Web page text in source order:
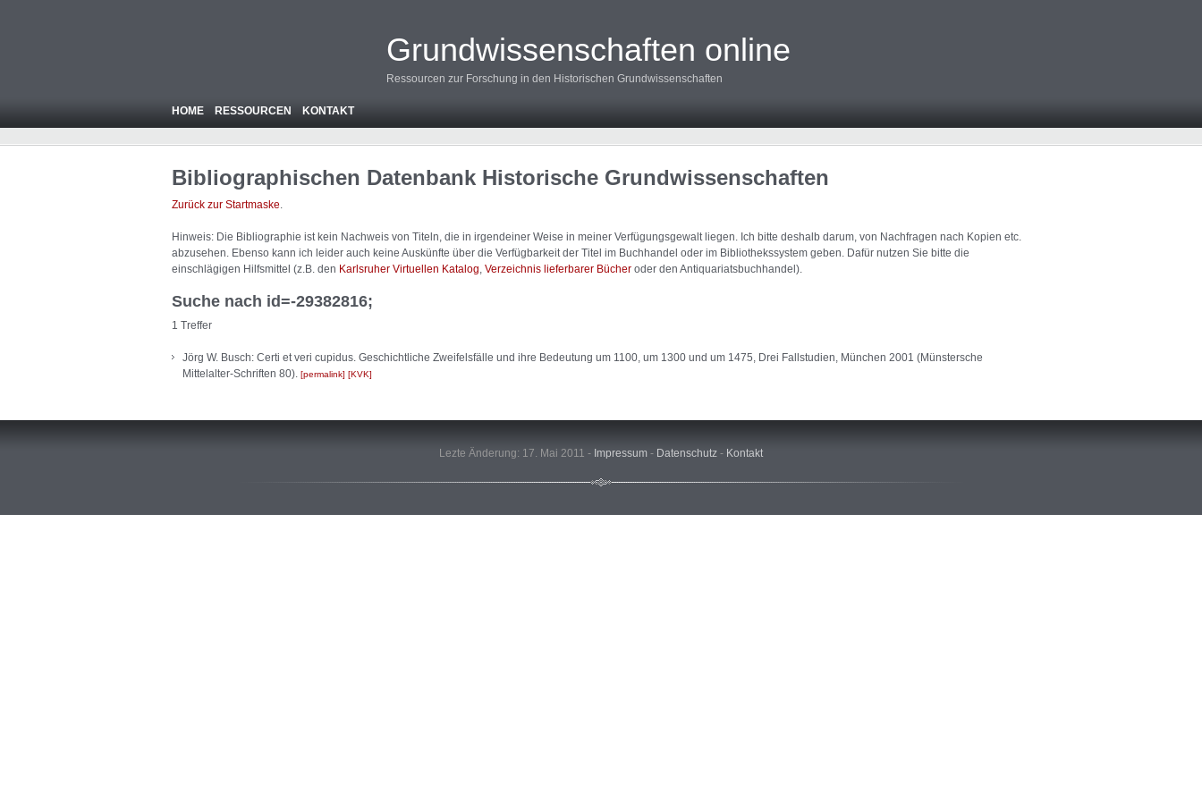
Grundwissenschaften online
Ressourcen zur Forschung in den Historischen Grundwissenschaften
HOME RESSOURCEN KONTAKT
Bibliographischen Datenbank Historische Grundwissenschaften
Zurück zur Startmaske.
Hinweis: Die Bibliographie ist kein Nachweis von Titeln, die in irgendeiner Weise in meiner Verfügungsgewalt liegen. Ich bitte deshalb darum, von Nachfragen nach Kopien etc.
abzusehen. Ebenso kann ich leider auch keine Auskünfte über die Verfügbarkeit der Titel im Buchhandel oder im Bibliothekssystem geben. Dafür nutzen Sie bitte die
einschlägigen Hilfsmittel (z.B. den Karlsruher Virtuellen Katalog Verzeichnis lieferbarer Bücher oder den Antiquariatsbuchhandel).
Suche nach id=-29382816;
1 Treffer
Jörg W. Busch: Certi et veri cupidus. Geschichtliche Zweifelsfälle und ihre Bedeutung um 1100, um 1300 und um 1475, Drei Fallstudien, München 2001 (Münstersche
Mittelalter-Schriften 80). permalink KVK
Lezte Änderung: 17. Mai 2011 - Impressum - Datenschutz - Kontakt